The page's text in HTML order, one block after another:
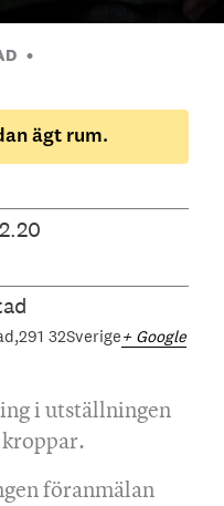
ägt rum.
i utställningen
föranmälan
291 32Sverige+ Google